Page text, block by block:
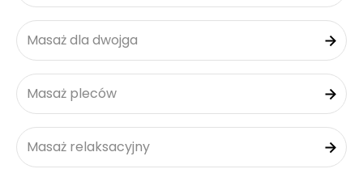
Masaż dla dwojga
Masaż pleców
Masaż relaksacyjny